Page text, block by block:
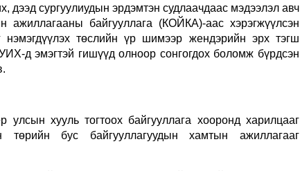
дээд сургуулиудын эрдэмтэн судлаачдаас мэдээлэл авч
байгууллага (КОЙКА)-аас хэрэгжүүлсэн
нэмэгдүүлэх төслийн үр шимээр жендэрийн эрх тэгш
д эмэгтэй гишүүд олноор сонгогдох боломж бүрдсэн
хууль тогтоох байгууллага хооронд харилцааг
төрийн бус байгууллагуудын хамтын ажиллагааг